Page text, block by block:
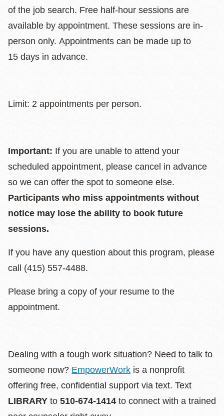
of the job search. Free half-hour sessions are
available by appointment. These sessions are in-
person only. Appointments can be made up to
15 days in advance.
Limit: 2 appointments per person.
Important: If you are unable to attend your
scheduled appointment, please cancel in advance
so we can offer the spot to someone else.
Participants who miss appointments without
notice may lose the ability to book future
sessions.
If you have any question about this program, please
call (415) 557-4488.
Please bring a copy of your resume to the
appointment.
Dealing with a tough work situation? Need to talk to
someone now? EmpowerWork is a nonprofit
offering free, confidential support via text. Text
LIBRARY to 510-674-1414 to connect with a trained